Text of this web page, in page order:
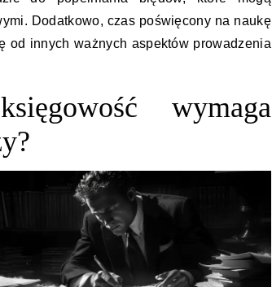
Dodatkowo, czas poświęcony na naukę
od innych ważnych aspektów prowadzenia
wymaga